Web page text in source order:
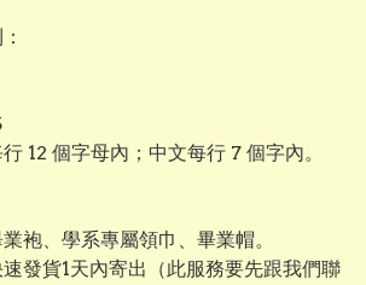
12 個字母內；中文每行 7 個字內。
袍、學系專屬領巾、畢業帽。
發貨1天內寄出（此服務要先跟我們聯